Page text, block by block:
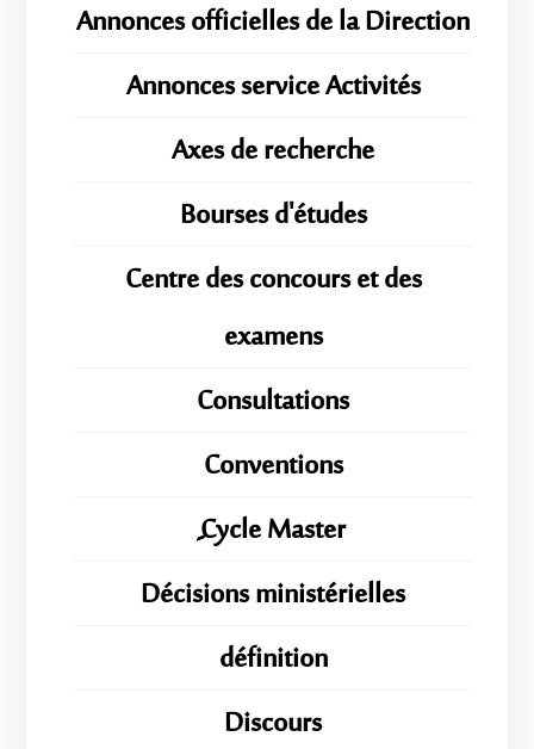
Annonces officielles de la Direction
Annonces service Activités
Axes de recherche
Bourses d'études
Centre des concours et des
examens
Consultations
Conventions
ِِِCycle Master
Décisions ministérielles
définition
Discours